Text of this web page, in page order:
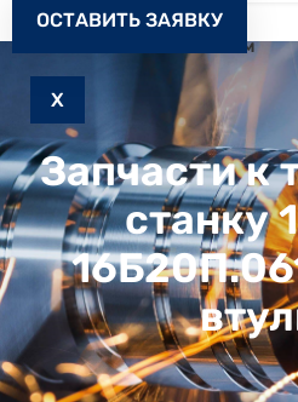
Как заказать
Запчасти к станкам
X
ОСТАВИТЬ ЗАЯВКУ
Запчасти к
станку